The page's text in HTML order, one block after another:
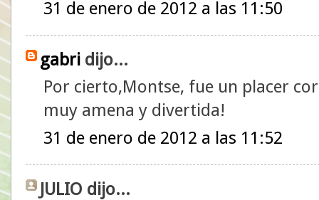
31 de enero de 2012 a las 11:50
gabri dijo...
Por cierto,Montse, fue un placer
muy amena y divertida!
31 de enero de 2012 a las 11:52
JULIO dijo...